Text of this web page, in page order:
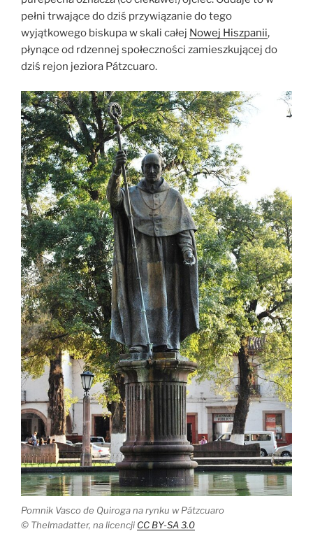
pełni trwające do dziś przywiązanie do tego
wyjątkowego biskupa w skali całej Nowej Hiszpanii,
płynące od rdzennej społeczności zamieszkującej do
dziś rejon jeziora Pátzcuaro.
Pomnik Vasco de Quiroga na rynku w Pátzcuaro
© Thelmadatter, na licencji CC BY-SA 3.0